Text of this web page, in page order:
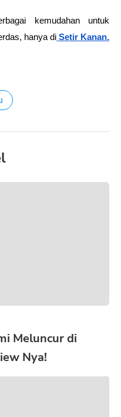
kemudahan untuk
hanya di Setir Kanan.
Meluncur di
Nya!